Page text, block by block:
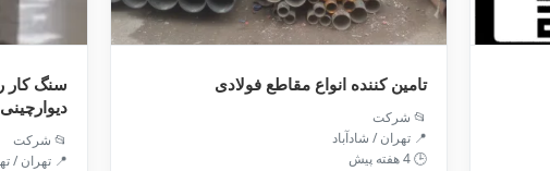
تامین کننده انواع مقاطع فولادی
📂 شرکت
📍 تهران / شادآباد
🕒 4 هفته پیش
سنگ کار
📂 شرکت
📍 تهران /